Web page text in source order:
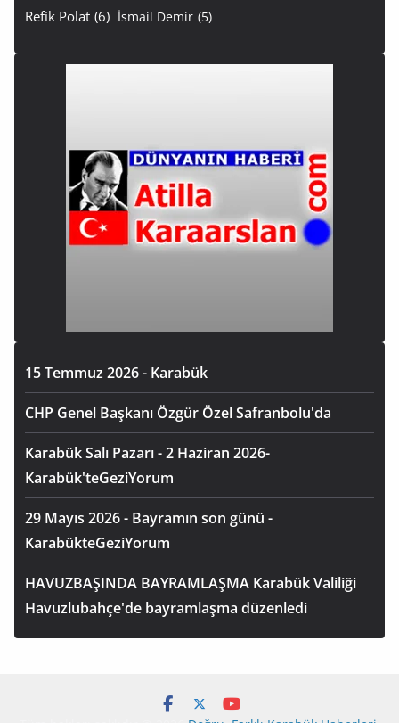
Refik Polat (6) İsmail Demir (5)
15 Temmuz 2026 - Karabük
CHP Genel Başkanı Özgür Özel Safranbolu'da
Karabük Salı Pazarı - 2 Haziran 2026-
Karabük'teGeziYorum
29 Mayıs 2026 - Bayramın son günü -
KarabükteGeziYorum
HAVUZBAŞINDA BAYRAMLAŞMA Karabük Valiliği
Havuzlubahçe'de bayramlaşma düzenledi